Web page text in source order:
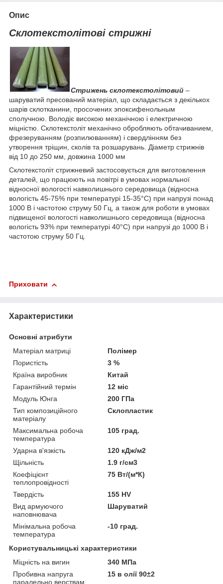
Опис
Склотекстолітові стрижні
Стрижень склотекстолітовий –
шаруватий пресований матеріал, що складається з декількох
шарів склотканини, просочених эпоксифенольным
сполучною. Володіє високою механічною і електричною
міцністю. Склотекстоліт механічно обробляють обтачиванием,
фрезеруванням (розпилюванням) і свердлінням без
утворення тріщин, сколів та розшарувань. Діаметр стрижнів
від 10 до 250 мм, довжина 1000 мм
Склотекстоліт стрижневий застосовується для виготовлення
деталей, що працюють на повітрі в умовах нормальної
відносної вологості навколишнього середовища (відносна
вологість 45-75% при температурі 15-35°С) при напрузі понад
1000 В і частотою струму 50 Гц, а також для роботи в умовах
підвищеної вологості навколишнього середовища (відносна
вологість 93% при температурі 40°С) при напрузі до 1000 В і
частотою струму 50 Гц.
Приховати
Характеристики
Основні атрибути
Матеріал матриці
Полімер
Пористість
3 %
Країна виробник
Китай
Гарантійний термін
12 міс
Модуль Юнга
200 ГПа
Тип композиційного
матеріалу
Склопластик
Максимальна робоча
температура
105 град.
Ударна в'язкість
120 кДж/м2
Щільність
1.9 г/см3
Коефіцієнт
теплопровідності
75 Вт/(м*К)
Твердість
155 HV
Вид армуючого
наповнювача
Шаруватий
Мінімальна робоча
температура
-10 град.
Користувальницькі характеристики
Міцність на вигин
340 МПа
Пробивна напруга
паралельно верствам
15 в олії 90±2